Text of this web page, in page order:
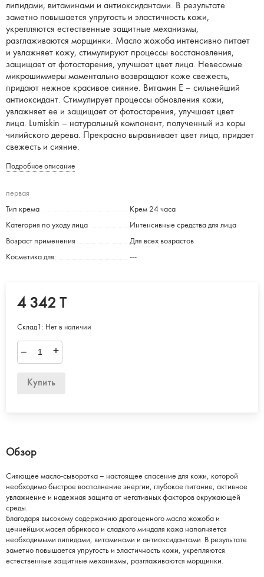
липидами, витаминами и антиоксидантами. В результате
заметно повышается упругость и эластичность кожи,
укрепляются естественные защитные механизмы,
разглаживаются морщинки. Масло жожоба интенсивно питает
и увлажняет кожу, стимулируют процессы восстановления,
защищает от фотостарения, улучшает цвет лица. Невесомые
микрошиммеры моментально возвращают коже свежесть,
придают нежное красивое сияние. Витамин Е – сильнейший
антиоксидант. Стимулирует процессы обновления кожи,
увлажняет ее и защищает от фотостарения, улучшает цвет
лица. Lumiskin – натуральный компонент, полученный из коры
чилийского дерева. Прекрасно выравнивает цвет лица, придает
свежесть и сияние.
Подробное описание
первая
Тип крема Крем 24 часа
Категория по уходу лица Интенсивные средства для лица
Возраст применения Для всех возрастов
Косметика для: ---
4 342 T
Склад1: Нет в наличии
– +
Купить
Обзор
Сияющее масло-сыворотка – настоящее спасение для кожи, которой
необходимо быстрое восполнение энергии, глубокое питание, активное
увлажнение и надежная защита от негативных факторов окружающей
среды.
Благодаря высокому содержанию драгоценного масла жожоба и
ценнейших масел абрикоса и сладкого миндаля кожа наполняется
необходимыми липидами, витаминами и антиоксидантами. В результате
заметно повышается упругость и эластичность кожи, укрепляются
естественные защитные механизмы, разглаживаются морщинки.